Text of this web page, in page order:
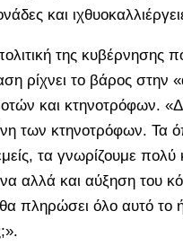
και
της κυβέρνησης
ρίχνει το βάρος στην
και κτηνοτρόφων.
των κτηνοτρόφων. Τα
τα γνωρίζουμε πολύ
αλλά και αύξηση του
πληρώσει όλο αυτό το